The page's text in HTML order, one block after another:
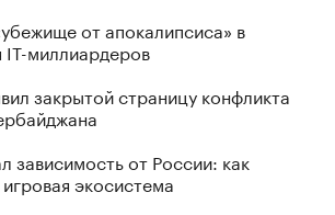
от апокалипсиса» в
IT-миллиардеров
закрытой страницу конфликта
зависимость от России: как
экосистема